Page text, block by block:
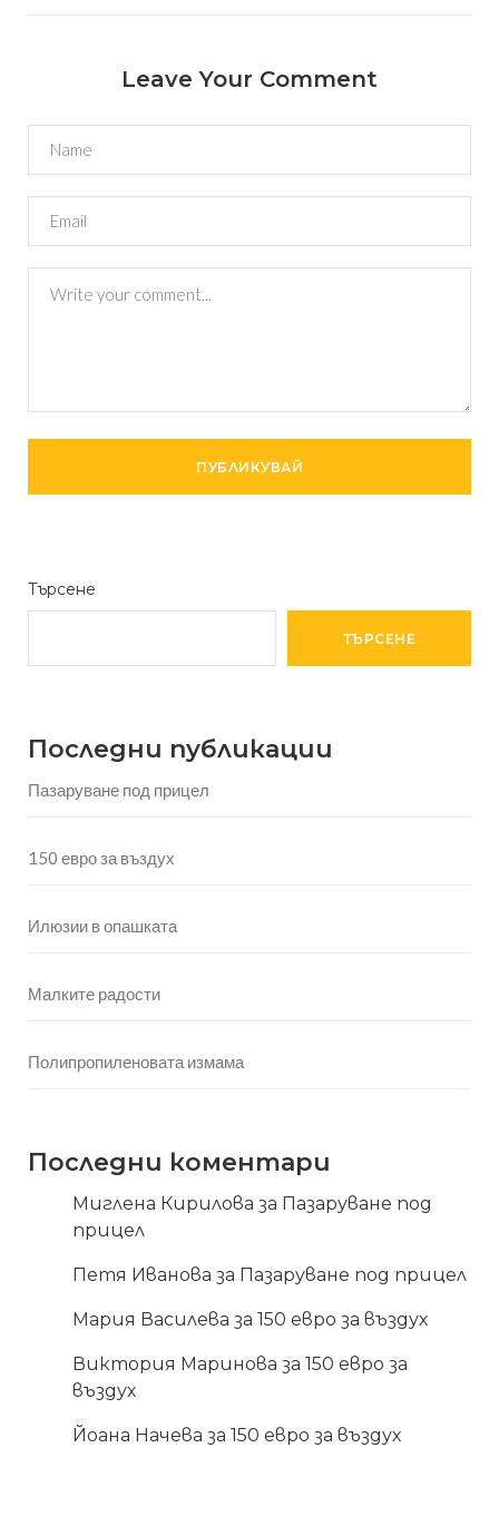
Leave Your Comment
Търсене
ТЪРСЕНЕ
Последни публикации
Пазаруване под прицел
150 евро за въздух
Илюзии в опашката
Малките радости
Полипропиленовата измама
Последни коментари
Миглена Кирилова за Пазаруване под
прицел
Петя Иванова за Пазаруване под прицел
Мария Василева за 150 евро за въздух
Виктория Маринова за 150 евро за
въздух
Йоана Начева за 150 евро за въздух